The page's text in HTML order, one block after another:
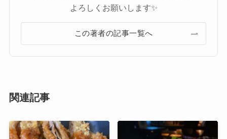
よろしくお願いします✨
この著者の記事一覧へ
関連記事